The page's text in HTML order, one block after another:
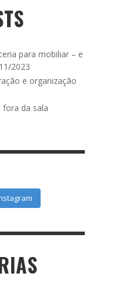
para mobiliar – e
2023
e organização
da sala